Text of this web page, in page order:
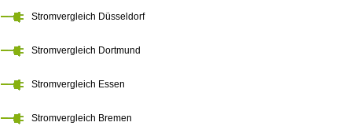
Stromvergleich Düsseldorf
Stromvergleich Dortmund
Stromvergleich Essen
Stromvergleich Bremen